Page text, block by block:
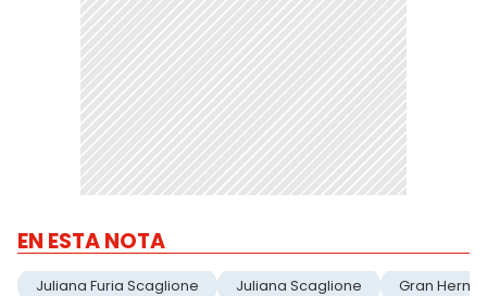
EN ESTA NOTA
Juliana Furia Scaglione Juliana Scaglione Gran